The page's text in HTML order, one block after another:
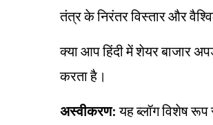
तंत्र के निरंतर विस्तार और
क्या आप हिंदी में शेयर बाजार
करता है।
अस्वीकरण: यह ब्लॉग विशेष रूप